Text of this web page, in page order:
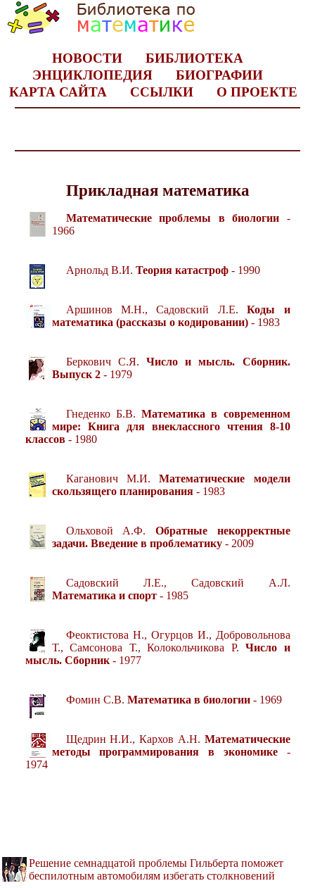
НОВОСТИ
БИБЛИОТЕКА
ЭНЦИКЛОПЕДИЯ
БИОГРАФИИ
КАРТА САЙТА
ССЫЛКИ О ПРОЕКТЕ
Прикладная математика
Математические проблемы в биологии -
1966
Арнольд В.И. Теория катастроф- 1990
Аршинов М.Н., Садовский Л.Е.Коды и
математика (рассказы о кодировании)- 1983
Беркович С.Я. Число и мысль. Сборник.
Выпуск 2- 1979
Гнеденко Б.В. Математика в современном
мире: Книга для внеклассного чтения 8-10
классов- 1980
Каганович М.И.Математические модели
скользящего планирования- 1983
Ольховой А.Ф. Обратные некорректные
задачи. Введение в проблематику- 2009
Садовский Л.Е., Садовский А.Л.
Математика и спорт- 1985
Феоктистова Н., Огурцов И., Добровольнова
Т., Самсонова Т., Колокольчикова Р. Число и
мысль. Сборник- 1977
Фомин С.В. Математика в биологии- 1969
Щедрин Н.И., Кархов А.Н. Математические
методы программирования в экономике-
1974
Решение семнадцатой проблемы Гильберта поможет
беспилотным автомобилям избегать столкновений